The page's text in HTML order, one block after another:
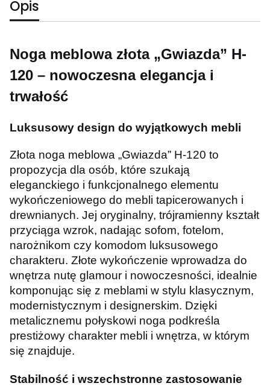
Opis
Noga meblowa złota „Gwiazda” H-
120 – nowoczesna elegancja i
trwałość
Luksusowy design do wyjątkowych mebli
Złota noga meblowa „Gwiazda” H-120 to
propozycja dla osób, które szukają
eleganckiego i funkcjonalnego elementu
wykończeniowego do mebli tapicerowanych i
drewnianych. Jej oryginalny, trójramienny kształt
przyciąga wzrok, nadając sofom, fotelom,
narożnikom czy komodom luksusowego
charakteru. Złote wykończenie wprowadza do
wnętrza nutę glamour i nowoczesności, idealnie
komponując się z meblami w stylu klasycznym,
modernistycznym i designerskim. Dzięki
metalicznemu połyskowi noga podkreśla
prestiżowy charakter mebli i wnętrza, w którym
się znajduje.
Stabilność i wszechstronne zastosowanie